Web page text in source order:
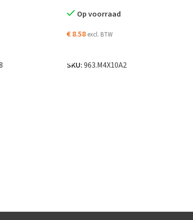
Op voorraad
€8.58 excl. BTW
SKU:963.M4X10A2